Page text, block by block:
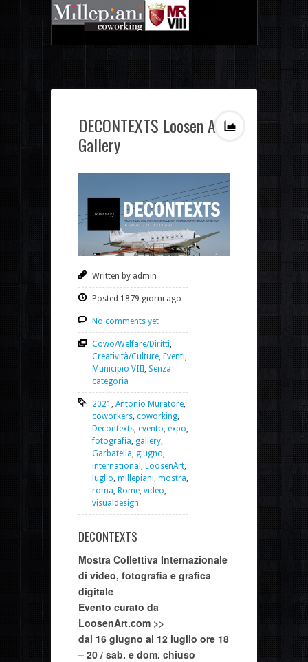
DECONTEXTS Loosen Art
Gallery
Written by admin
Posted 1879 giorni ago
No comments yet
Cowo/Welfare/Diritti
Creatività/Culture Eventi
Municipio VIII Senza
categoria
2021 Antonio Muratore
coworkers coworking
Decontexts evento expo
fotografia gallery
Garbatella giugno
international
LoosenArt
luglio millepiani mostra
roma Rome video
visualdesign
DECONTEXTS
Mostra Collettiva Internazionale
di video, fotografia e grafica
digitale
Evento curato da
LoosenArt.com >>
dal 16 giugno al 12 luglio ore 18
– 20 / sab. e dom. chiuso